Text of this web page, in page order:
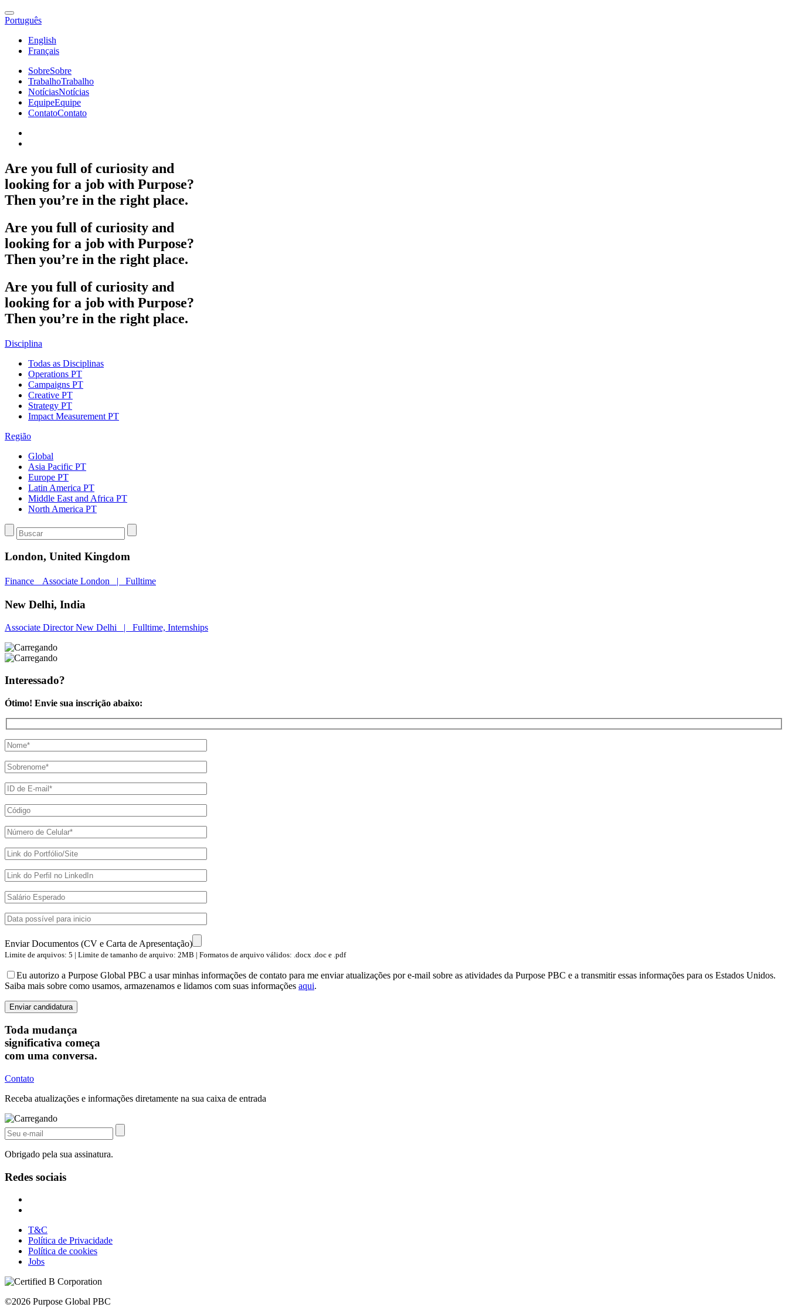
Português
English
Français
SobreSobre
TrabalhoTrabalho
NotíciasNotícias
EquipeEquipe
ContatoContato
Are you full of curiosity and
looking for a job with Purpose?
Then you’re in the right place.
Are you full of curiosity and
looking for a job with Purpose?
Then you’re in the right place.
Are you full of curiosity and
looking for a job with Purpose?
Then you’re in the right place.
Disciplina
Todas as Disciplinas
Operations PT
Campaigns PT
Creative PT
Strategy PT
Impact Measurement PT
Região
Global
Asia Pacific PT
Europe PT
Latin America PT
Middle East and Africa PT
North America PT
London, United Kingdom
Finance Associate London | Fulltime
New Delhi, India
Associate Director New Delhi | Fulltime, Internships
Interessado?
Ótimo! Envie sua inscrição abaixo:
Enviar Documentos (CV e Carta de Apresentação)
Limite de arquivos: 5 | Limite de tamanho de arquivo: 2MB | Formatos de arquivo válidos: .docx .doc e .pdf
Eu autorizo a Purpose Global PBC a usar minhas informações de contato para me enviar atualizações por e-mail sobre as atividades da Purpose PBC e a transmitir essas informações para os Estados Unidos.
Saiba mais sobre como usamos, armazenamos e lidamos com suas informações aqui.
Toda mudança
significativa começa
com uma conversa.
Contato
Receba atualizações e informações diretamente na sua caixa de entrada
Obrigado pela sua assinatura.
Redes sociais
T&C
Política de Privacidade
Política de cookies
Jobs
©2026 Purpose Global PBC